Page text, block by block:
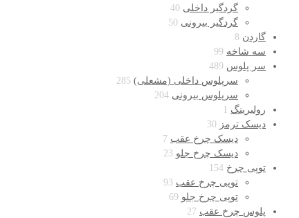
گردگیر داخلی 40
گردگیر بیرونی 50
گاردن 8
سه شاخه 99
سر پلوس 489
سرپلوس داخلی (مشعلی) 285
سرپلوس بیرونی 204
رولبرینگ 1
دیسک ترمز 30
دیسک چرخ عقب 7
دیسک چرخ جلو 23
توپی چرخ 154
توپی چرخ عقب 93
توپی چرخ جلو 69
پلوس چرخ عقب 27